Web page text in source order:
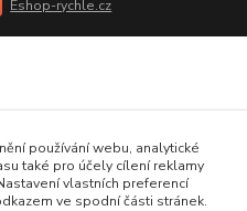
Eshop-rychle.cz
používání webu, analytické
také pro účely cílení reklamy
vlastních preferencí
ve spodní části stránek.